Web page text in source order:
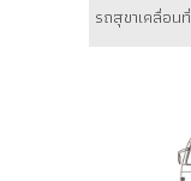
รถสุขาเคลื่อนที่